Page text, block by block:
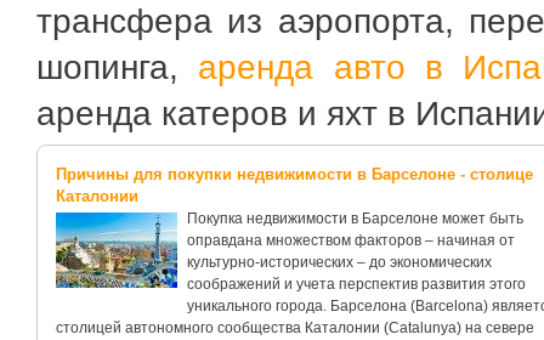
трансфера из аэропорта,
шопинга, аренда авто в
аренда катеров и яхт в
Причины для покупки недвижимости в Барселоне - столице
Каталонии
Покупка недвижимости в Барселоне может быть
оправдана множеством факторов – начиная от
культурно-исторических – до экономических
соображений и учета перспектив развития этого
уникального города. Барселона (Barcelona)
столицей автономного сообщества Каталонии (Catalunya) на севере